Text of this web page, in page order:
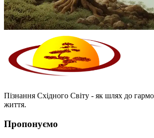
Пізнання Східного Світу - як шлях до
життя.
Пропонуємо